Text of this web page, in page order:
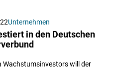
Unternehmen
in den Deutschen
Wachstumsinvestors will der